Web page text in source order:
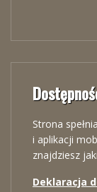
Strona
i aplikacji
znajdziesz
Deklaracja